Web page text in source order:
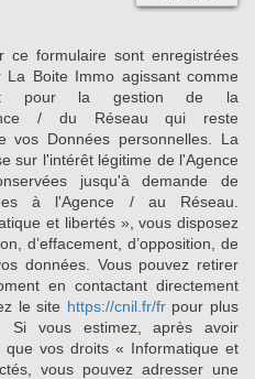
ce formulaire sont enregistrées
Boite Immo agissant comme
pour la gestion de la
/ du Réseau qui reste
vos Données personnelles. La
sur l'intérêt légitime de l'Agence
jusqu'à demande de
à l'Agence / au Réseau.
et libertés », vous disposez
d’effacement, d’opposition, de
données. Vous pouvez retirer
en contactant directement
le site https://cnil.fr/frpour plus
Si vous estimez, après avoir
vos droits « Informatique et
vous pouvez adresser une